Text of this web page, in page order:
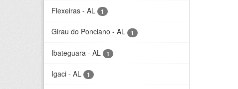
Flexeiras - AL 1
Girau do Ponciano - AL 1
Ibateguara - AL 1
Igaci - AL 1